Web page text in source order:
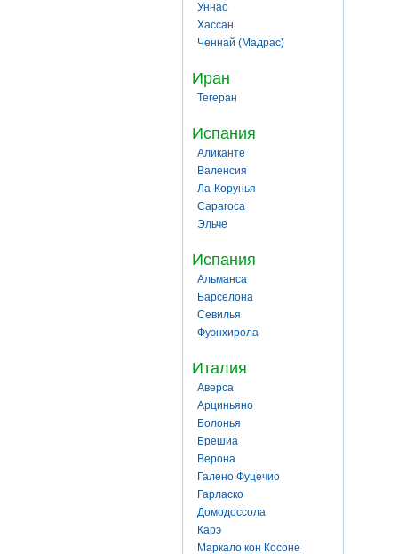
Уннао
Хассан
Ченнай (Мадрас)
Иран
Тегеран
Испания
Аликанте
Валенсия
Ла-Корунья
Сарагоса
Эльче
Испания
Альманса
Барселона
Севилья
Фуэнхирола
Италия
Аверса
Арциньяно
Болонья
Брешиа
Верона
Галено Фуцечио
Гарласко
Домодоссола
Карэ
Маркало кон Косоне